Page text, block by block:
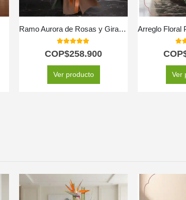
Ramo Aurora de Rosas y Girasoles | Ilumina el Día con Amor 💖
5.00
COP$258.900
Ver producto
5.00
Ver